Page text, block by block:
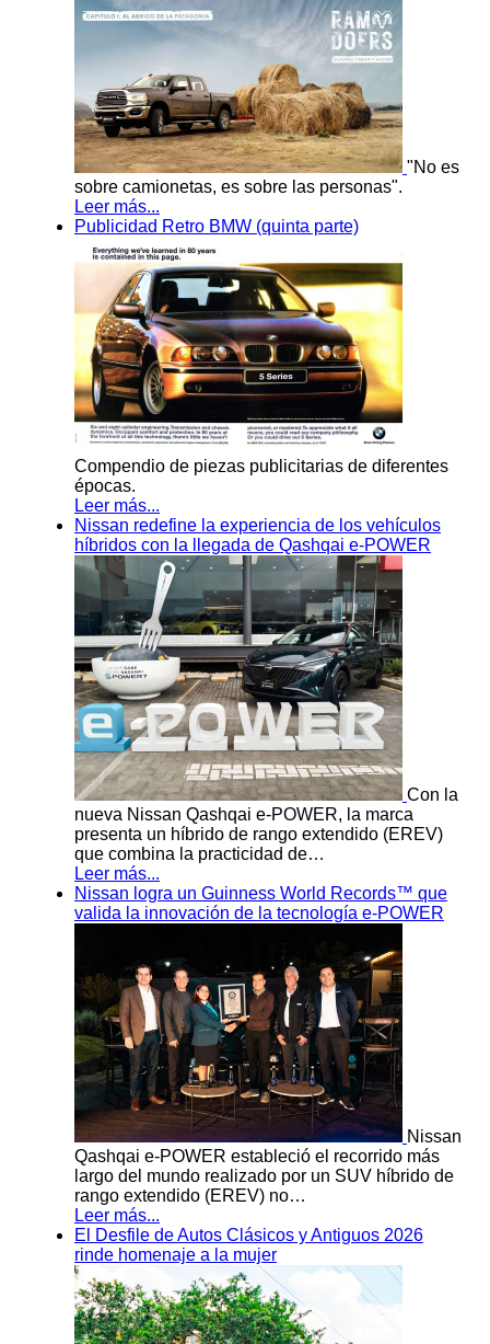
"No es
sobre camionetas, es sobre las personas".
Leer más...
Publicidad Retro BMW (quinta parte)
Compendio de piezas publicitarias de diferentes
épocas.
Leer más...
Nissan redefine la experiencia de los vehículos
híbridos con la llegada de Qashqai e-POWER
Con la
nueva Nissan Qashqai e-POWER, la marca
presenta un híbrido de rango extendido (EREV)
que combina la practicidad de…
Leer más...
Nissan logra un Guinness World Records™ que
valida la innovación de la tecnología e-POWER
Nissan
Qashqai e-POWER estableció el recorrido más
largo del mundo realizado por un SUV híbrido de
rango extendido (EREV) no…
Leer más...
El Desfile de Autos Clásicos y Antiguos 2026
rinde homenaje a la mujer